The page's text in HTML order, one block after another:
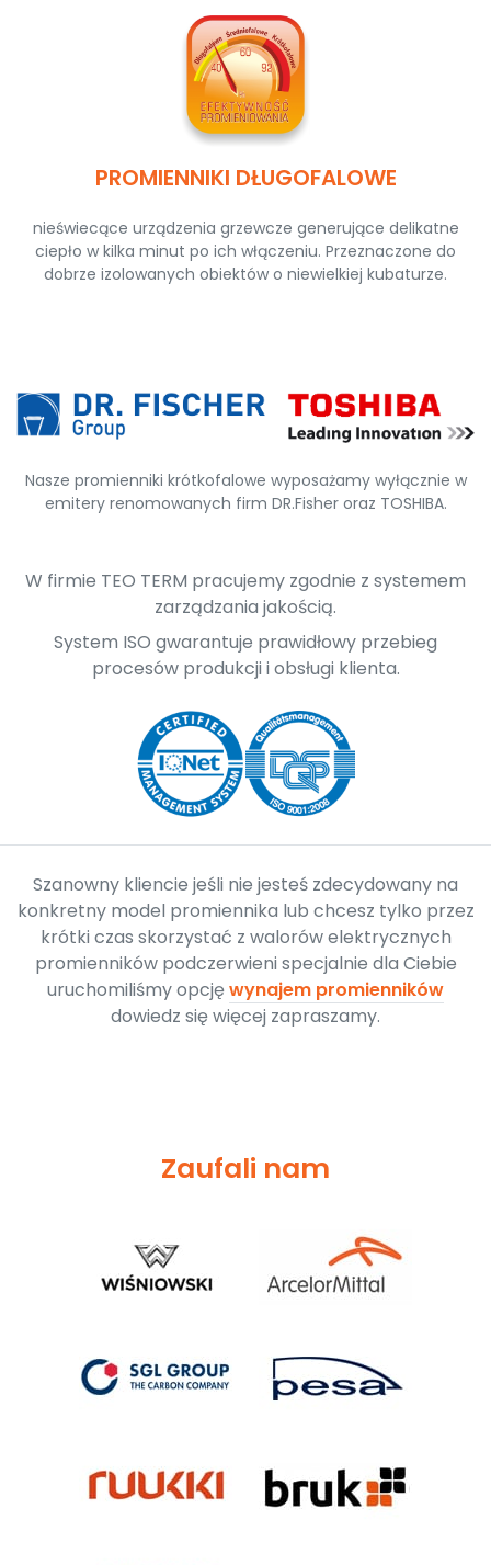
PROMIENNIKI DŁUGOFALOWE
nieświecące urządzenia grzewcze generujące delikatne
ciepło w kilka minut po ich włączeniu. Przeznaczone do
dobrze izolowanych obiektów o niewielkiej kubaturze.
Nasze promienniki krótkofalowe wyposażamy wyłącznie w
emitery renomowanych firm DR.Fisher oraz TOSHIBA.
W firmie TEO TERM pracujemy zgodnie z systemem
zarządzania jakością.
System ISO gwarantuje prawidłowy przebieg
procesów produkcji i obsługi klienta.
Szanowny kliencie jeśli nie jesteś zdecydowany na
konkretny model promiennika lub chcesz tylko przez
krótki czas skorzystać z walorów elektrycznych
promienników podczerwieni specjalnie dla Ciebie
uruchomiliśmy opcjęwynajem promienników
dowiedz się więcej zapraszamy.
Zaufali nam